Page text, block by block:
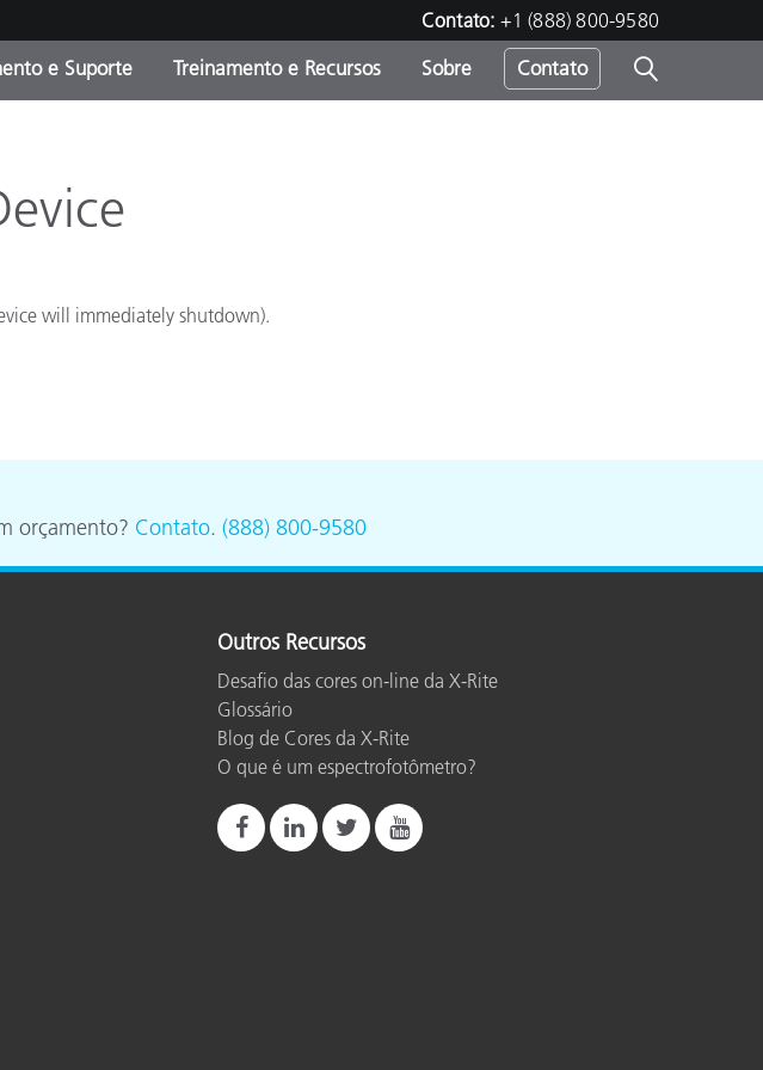
Contato: +1 (888) 800-9580
vigentes
Biológicas
e Suporte Treinamento e Recursos Sobre Contato
will immediately shutdown).
orçamento? Contato. (888) 800-9580
Outros Recursos
Desafio das cores on-line da X-Rite
Glossário
Blog de Cores da X-Rite
O que é um espectrofotômetro?